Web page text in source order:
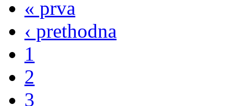
« prva
‹ prethodna
1
2
3